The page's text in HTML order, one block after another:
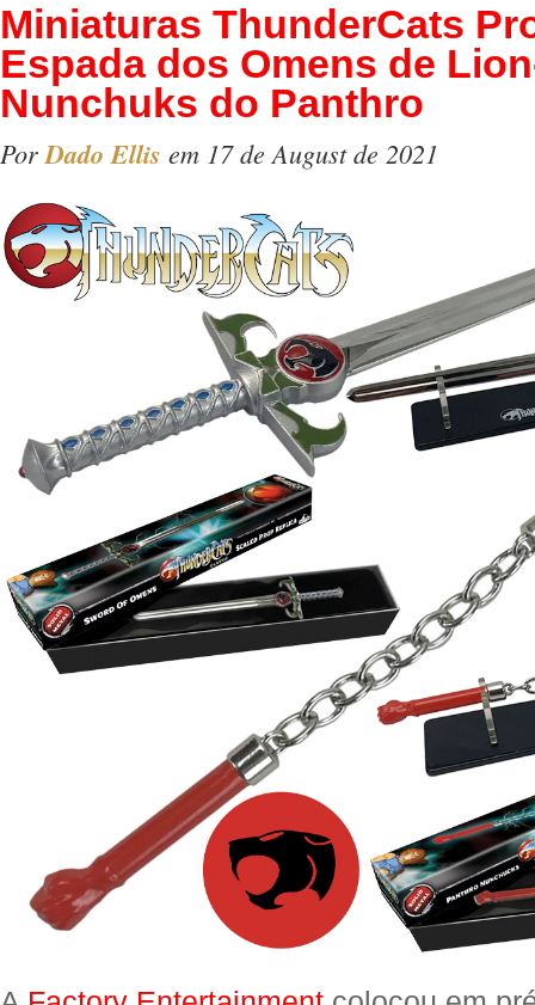
Miniaturas ThunderCats
Espada dos Omens de
Nunchuks do Panthro
PorDado Ellis em 17 de August de 2021